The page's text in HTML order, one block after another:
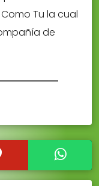
Tu la cual
de